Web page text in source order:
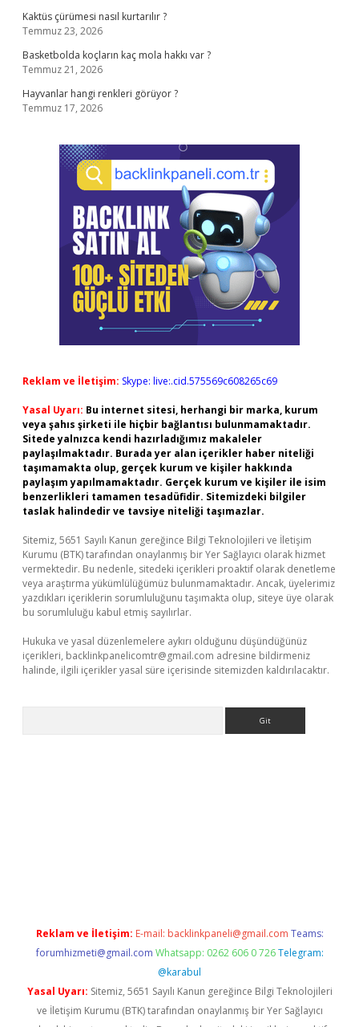
Kaktüs çürümesi nasıl kurtarılır ?
Temmuz 23, 2026
Basketbolda koçların kaç mola hakkı var ?
Temmuz 21, 2026
Hayvanlar hangi renkleri görüyor ?
Temmuz 17, 2026
Reklam ve İletişim: Skype: live:.cid.575569c608265c69
Yasal Uyarı: Bu internet sitesi, herhangi bir marka, kurum
veya şahıs şirketi ile hiçbir bağlantısı bulunmamaktadır.
Sitede yalnızca kendi hazırladığımız makaleler
paylaşılmaktadır. Burada yer alan içerikler haber niteliği
taşımamakta olup, gerçek kurum ve kişiler hakkında
paylaşım yapılmamaktadır. Gerçek kurum ve kişiler ile isim
benzerlikleri tamamen tesadüfidir. Sitemizdeki bilgiler
taslak halindedir ve tavsiye niteliği taşımazlar.
Sitemiz, 5651 Sayılı Kanun gereğince Bilgi Teknolojileri ve İletişim
Kurumu (BTK) tarafından onaylanmış bir Yer Sağlayıcı olarak hizmet
vermektedir. Bu nedenle, sitedeki içerikleri proaktif olarak denetleme
veya araştırma yükümlülüğümüz bulunmamaktadır. Ancak, üyelerimiz
yazdıkları içeriklerin sorumluluğunu taşımakta olup, siteye üye olarak
bu sorumluluğu kabul etmiş sayılırlar.
Hukuka ve yasal düzenlemelere aykırı olduğunu düşündüğünüz
içerikleri, backlinkpanelicomtr@gmail.com adresine bildirmeniz
halinde, ilgili içerikler yasal süre içerisinde sitemizden kaldırılacaktır.
Reklam ve İletişim: E-mail: backlinkpaneli@gmail.com Teams:
forumhizmeti@gmail.com Whatsapp: 0262 606 0 726 Telegram:
@karabul
Yasal Uyarı: Sitemiz, 5651 Sayılı Kanun gereğince Bilgi Teknolojileri
ve İletişim Kurumu (BTK) tarafından onaylanmış bir Yer Sağlayıcı